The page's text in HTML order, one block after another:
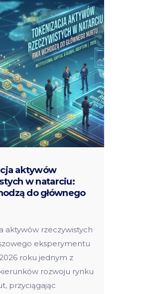
aktywów
w natarciu:
do głównego
aktywów rzeczywistych
eksperymentu
2026 roku jednym z
rozwoju rynku
przyciągając